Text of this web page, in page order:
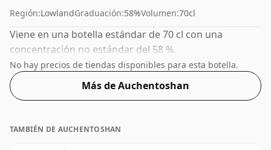
Región:LowlandGraduación:58%Volumen:70cl
Viene en una botella estándar de 70 cl con una
concentración no estándar del 58 %.
No hay precios de tiendas disponibles para esta botella.
Más de Auchentoshan
TAMBIÉN DE AUCHENTOSHAN